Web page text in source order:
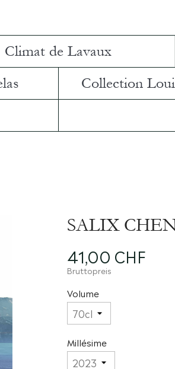
Climat de Lavaux
Collection
SALIX
41,00 CHF
Bruttopreis
Volume
Millésime